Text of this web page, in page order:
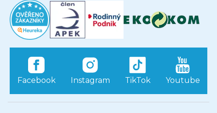
Facebook Instagram TikTok Youtube